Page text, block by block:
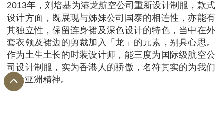
2013年，刘培基为港龙航空公司重新设计制服，款式
设计方面，既展现与姊妹公司国泰的相连性，亦能有
其独立性，保留连身裙及深色设计的特色，当中在外
套衣领及裙边的剪裁加入「龙」的元素，别具心思。
作为土生土长的时装设计师，能三度为国际级航空公
司设计制服，实为香港人的骄傲，名符其实的为我们
打造亚洲精神。